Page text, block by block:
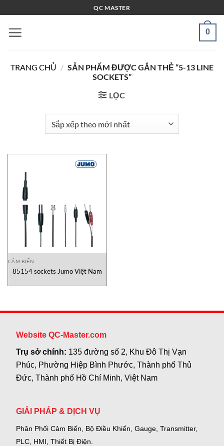
qua
nội
QC MASTER
0
TRANG CHỦ / SẢN PHẨM ĐƯỢC GẮN THẺ “5-13 LINE
SOCKETS”
LỌC
CẢM BIẾN
85154 sockets Jumo Việt Nam
Website QC-Master.com
Trụ sở chính: 135 đường số 2, Khu Đô Thị Vạn
Phúc, Phường Hiệp Bình Phước, Thành phố Thủ
Đức, Thành phố Hồ Chí Minh, Việt Nam
GIẢI PHÁP & DỊCH VỤ
Phân Phối Cảm Biến, Bộ Điều Khiển, Gauge, Transmitter,
PLC, HMI, Thiết Bị Điện.